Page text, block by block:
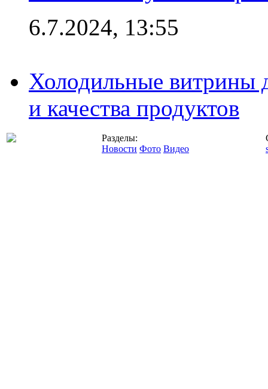
6.7.2024, 13:55
Холодильные витрины
и качества продуктов
Разделы:
Новости Фото Видео